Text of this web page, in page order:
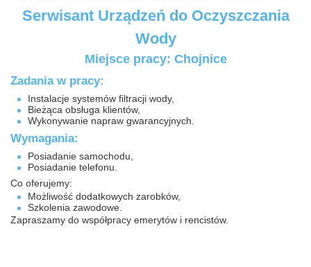
Serwisant Urządzeń do Oczyszczania
Wody
Miejsce pracy: Chojnice
Zadania w pracy:
Instalacje systemów filtracji wody,
Bieżąca obsługa klientów,
Wykonywanie napraw gwarancyjnych.
Wymagania:
Posiadanie samochodu,
Posiadanie telefonu.
Co oferujemy:
Możliwość dodatkowych zarobków,
Szkolenia zawodowe.
Zapraszamy do współpracy emerytów i rencistów.